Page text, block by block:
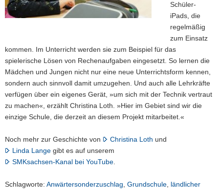
Schüler-
iPads, die
regelmäßig
zum Einsatz
kommen. Im Unterricht werden sie zum Beispiel für das
spielerische Lösen von Rechenaufgaben eingesetzt. So lernen die
Mädchen und Jungen nicht nur eine neue Unterrichtsform kennen,
sondern auch sinnvoll damit umzugehen. Und auch alle Lehrkräfte
verfügen über ein eigenes Gerät, »um sich mit der Technik vertraut
zu machen«, erzählt Christina Loth. »Hier im Gebiet sind wir die
einzige Schule, die derzeit an diesem Projekt mitarbeitet.«
Noch mehr zur Geschichte von Christina Loth und
Linda Lange gibt es auf unserem
SMKsachsen-Kanal bei YouTube
Schlagworte: Anwärtersonderzuschlag Grundschule ländlicher